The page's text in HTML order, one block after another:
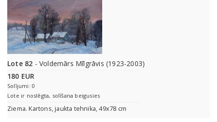
Lote 82 - Voldemārs Mīlgrāvis (1923-2003)
180 EUR
Solījumi: 0
Lote ir noslēgta, solīšana beigusies
Ziema. Kartons, jaukta tehnika, 49x78 cm